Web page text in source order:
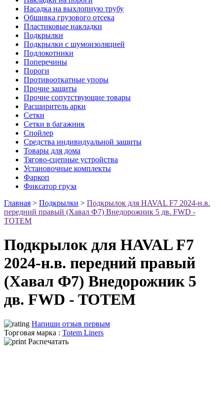
Насадка на выхлопную трубу
Обшивка грузового отсека
Пластиковые накладки
Подкрылки
Подкрылки с шумоизоляцией
Подлокотники
Поперечины
Пороги
Противооткатные упоры
Прочие защиты
Прочие сопутствующие товары
Расширитель арки
Сетки
Сетки в багажник
Спойлер
Средства индивидуальной защиты
Товары для дома
Тягово-сцепные устройства
Установочные комплекты
Фаркоп
Фиксатор груза
Главная > Подкрылки > Подкрылок для HAVAL F7 2024-н.в.
передний правый (Хавал Ф7) Внедорожник 5 дв. FWD -
TOTEM
Подкрылок для HAVAL F7
2024-н.в. передний правый
(Хавал Ф7) Внедорожник 5
дв. FWD - TOTEM
Напиши отзыв первым
Торговая марка : Totem Liners
Распечатать